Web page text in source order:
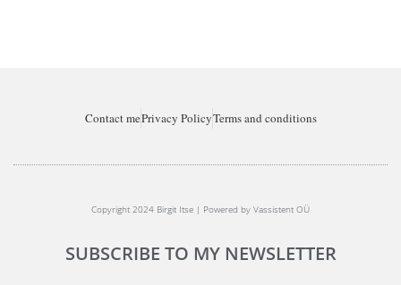
Contact mePrivacy PolicyTerms and conditions
Copyright 2024 Birgit Itse | Powered by Vassistent OÜ
SUBSCRIBE TO MY NEWSLETTER